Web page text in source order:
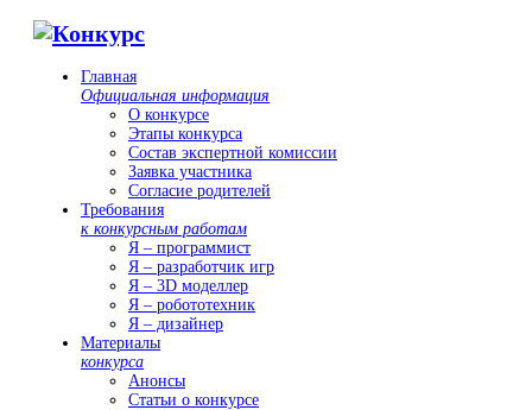
Главная
Официальная информация
О конкурсе
Этапы конкурса
Состав экспертной комиссии
Заявка участника
Согласие родителей
Требования
к конкурсным работам
Я – программист
Я – разработчик игр
Я – 3D моделлер
Я – робототехник
Я – дизайнер
Материалы
конкурса
Анонсы
Статьи о конкурсе